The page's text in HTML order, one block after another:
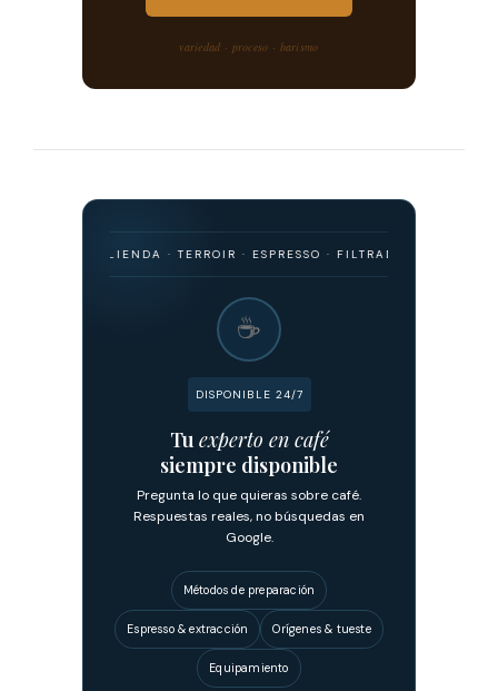
variedad · proceso · barismo
· MOLIENDA · TERROIR · ESPRESSO · FILTRADO ·
☕
DISPONIBLE 24/7
Tu experto en café
siempre disponible
Pregunta lo que quieras sobre café.
Respuestas reales, no búsquedas en
Google.
Métodos de preparación
Espresso & extracción Orígenes & tueste
Equipamiento